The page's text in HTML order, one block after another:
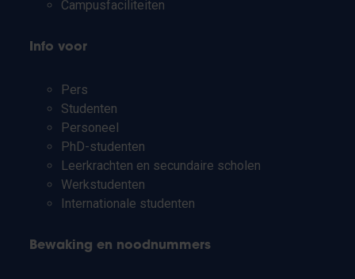
Campusfaciliteiten
Info voor
Pers
Studenten
Personeel
PhD-studenten
Leerkrachten en secundaire scholen
Werkstudenten
Internationale studenten
Bewaking en noodnummers